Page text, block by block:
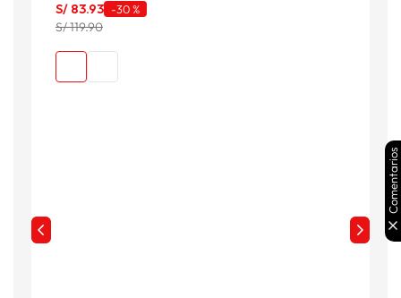
S/ 83.93 -30 %
S/ 119.90
Comentarios